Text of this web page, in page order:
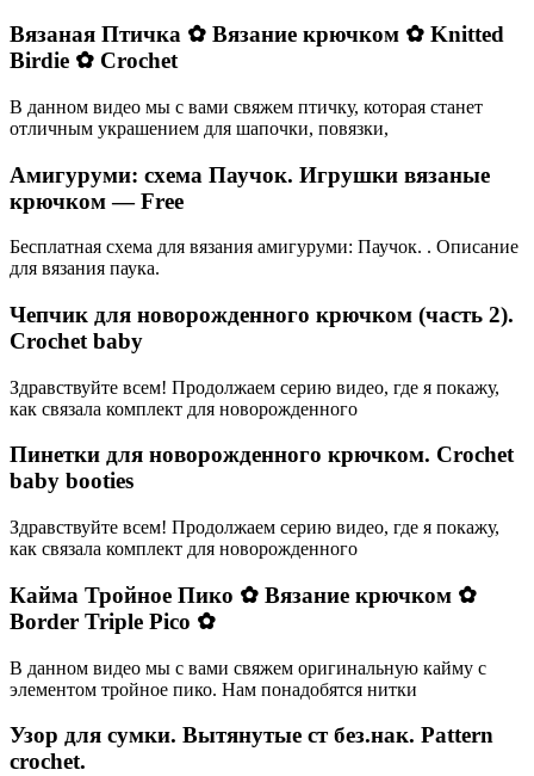
Вязаная Птичка ✿ Вязание крючком ✿ Knitted
Birdie ✿ Crochet
В данном видео мы с вами свяжем птичку, которая станет
отличным украшением для шапочки, повязки,
Амигуруми: схема Паучок. Игрушки вязаные
крючком — Free
Бесплатная схема для вязания амигуруми: Паучок. . Описание
для вязания паука.
Чепчик для новорожденного крючком (часть 2).
Crochet baby
Здравствуйте всем! Продолжаем серию видео, где я покажу,
как связала комплект для новорожденного
Пинетки для новорожденного крючком. Crochet
baby booties
Здравствуйте всем! Продолжаем серию видео, где я покажу,
как связала комплект для новорожденного
Кайма Тройное Пико ✿ Вязание крючком ✿
Border Triple Pico ✿
В данном видео мы с вами свяжем оригинальную кайму с
элементом тройное пико. Нам понадобятся нитки
Узор для сумки. Вытянутые ст без.нак. Pattern
crochet.